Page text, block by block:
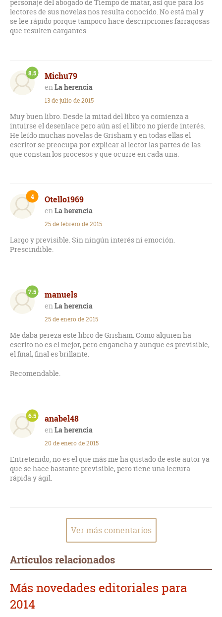
personaje del abogado de Tiempo de matar, así que para los
lectores de sus novelas nos resulta conocido. No está mal y
se lee rápido porque tampoco hace descripciones farragosas
que resulten cargantes.
Michu79
La herencia
8.5
13 de julio de 2015
Muy buen libro. Desde la mitad del libro ya comienza a
intuirse el desenlace pero aún así el libro no pierde interés.
He leído muchas novelas de Grisham y en todas ellas el
escritor se preocupa por explicar al lector las partes de las
que constan los procesos y que ocurre en cada una.
Otello1969
La herencia
4
25 de febrero de 2015
Largo y previsible. Sin ningún interés ni emoción.
Prescindible.
manuels
La herencia
7.5
25 de enero de 2015
Me daba pereza este libro de Grisham. Como alguien ha
escrito no es el mejor, pero engancha y aunque es previsible,
el final, final es brillante.
Recomendable.
anabel48
La herencia
6.5
20 de enero de 2015
Entretenido, no es el que más me ha gustado de este autor ya
que se hace bastante previsible, pero tiene una lectura
rápida y ágil.
Ver más comentarios
Artículos relacionados
Más novedades editoriales para
2014